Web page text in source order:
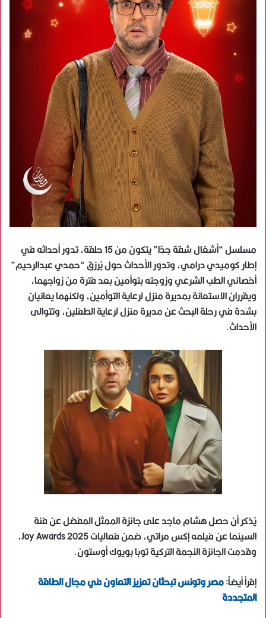
مسلسل “أشغال شقة جدًا” يتكون من 15 حلقة، تدور أحداثه في
إطار كوميدي درامي، وتدور الأحداث حول يُرزق “حمدي عبدالرحيم”
أخصائي الطب الشرعي وزوجته بتوأمين بعد فترة من زواجهما،
ويقرران اﻻستعانة بمديرة منزل لرعاية التوأمين، ولكنهما يعانيان
بشدة في رحلة البحث عن مديرة منزل لرعاية الطفلين، وتتوالى
الأحداث.
يُذكر أن حصل هشام ماجد على جائزة الممثل المفضل عن فئة
السينما عن فيلمه إكس مراتي، ضمن فعاليات Joy Awards 2025،
وقدمت الجائزة النجمة التركية توبا بويوك أوستون.
إقرأ أيضاً:مصر وتونس تبحثان تعزيز التعاون في مجال الطاقة
المتجددة